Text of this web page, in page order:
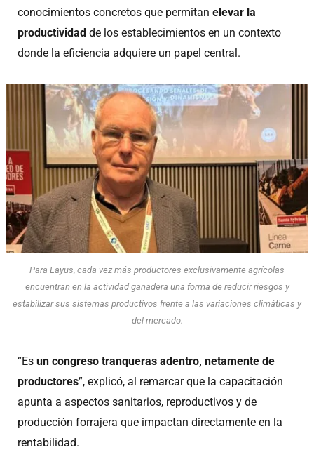
conocimientos concretos que permitan elevar la
productividad de los establecimientos en un contexto
donde la eficiencia adquiere un papel central.
Para Layus, cada vez más productores exclusivamente agrícolas
encuentran en la actividad ganadera una forma de reducir riesgos y
estabilizar sus sistemas productivos frente a las variaciones climáticas y
del mercado.
“Es un congreso tranqueras adentro, netamente de
productores”, explicó, al remarcar que la capacitación
apunta a aspectos sanitarios, reproductivos y de
producción forrajera que impactan directamente en la
rentabilidad.